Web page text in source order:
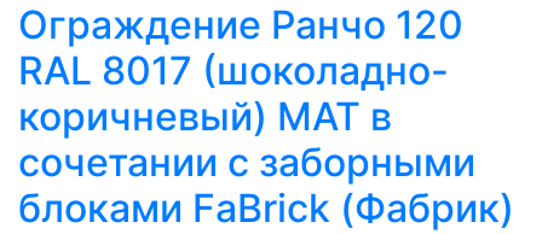
Ограждение Ранчо 120
RAL 8017 (шоколадно-
коричневый) МАТ в
сочетании с заборными
блоками FaBrick (Фабрик)